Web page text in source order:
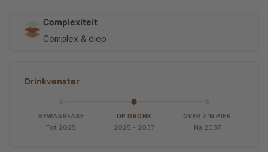
Complexiteit
Complex & diep
Drinkvenster
BEWAARFASE
Tot 2025
OP DRONK
2025 - 2037
OVER Z'N PIEK
Na 2037